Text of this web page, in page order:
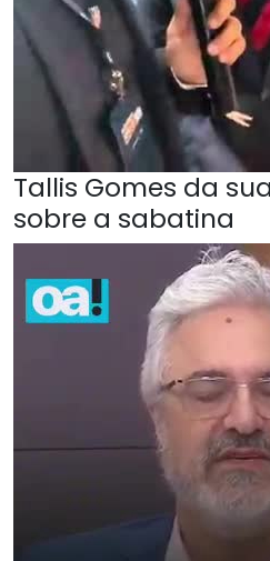
Tallis Gomes da
sobre a sabatina